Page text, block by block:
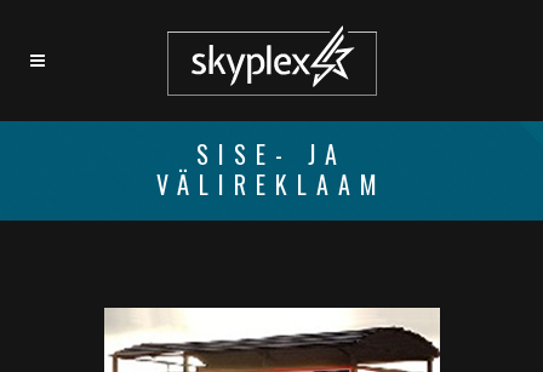
SISE- JA
VÄLIREKLAAM